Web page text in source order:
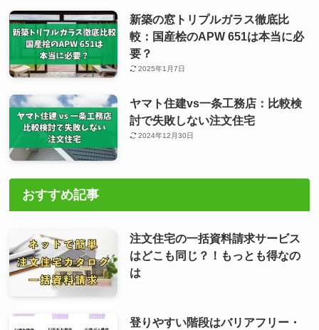
新築の窓トリプルガラス徹底比
較：国産桧のAPW 651は本当に必
要？
2025年1月7日
ヤマト住建vs一条工務店：比較検
討で失敗しない注文住宅
2024年12月30日
おすすめ記事
注文住宅の一括資料請求サービス
はどこも同じ？！もっとも得なの
は
登りやすい階段はバリアフリー・